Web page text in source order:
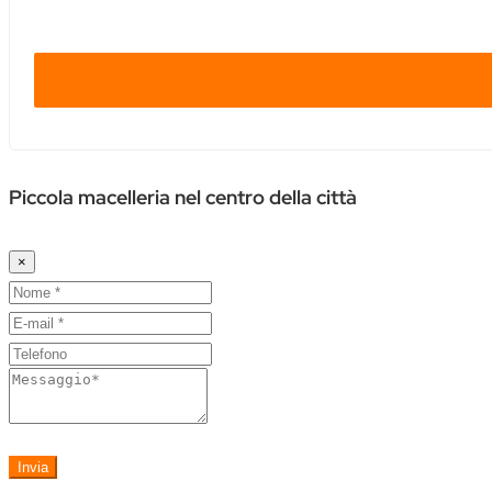
Piccola macelleria nel centro della città
×
Invia